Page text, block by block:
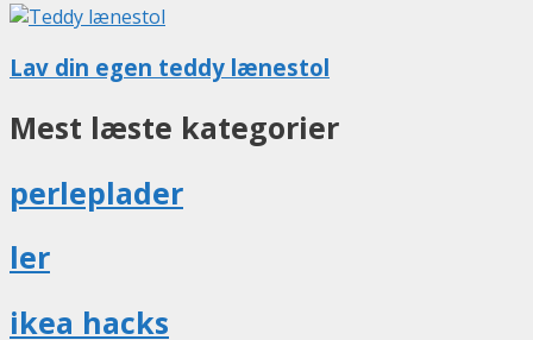
Lav din egen teddy lænestol
Mest læste kategorier
perleplader
ler
ikea hacks